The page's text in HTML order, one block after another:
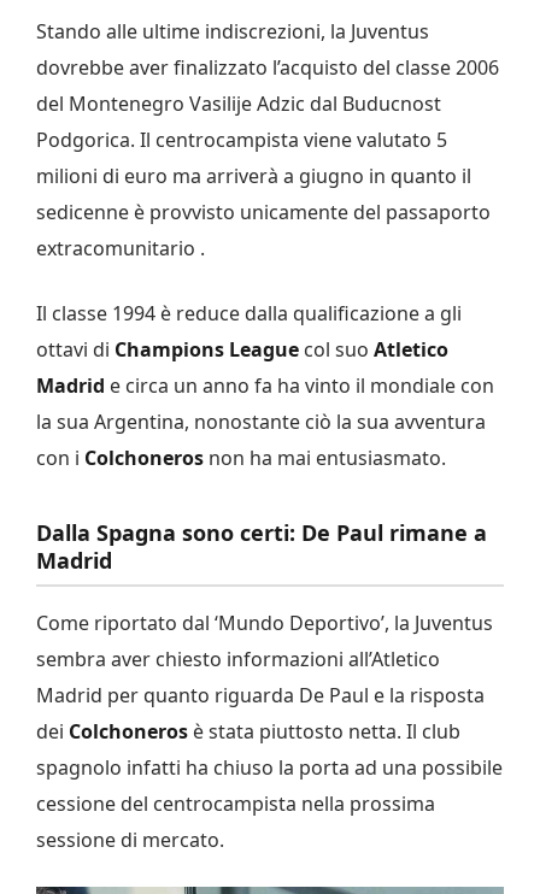
Stando alle ultime indiscrezioni, la Juventus
dovrebbe aver finalizzato l’acquisto del classe 2006
del Montenegro Vasilije Adzic dal Buducnost
Podgorica. Il centrocampista viene valutato 5
milioni di euro ma arriverà a giugno in quanto il
sedicenne è provvisto unicamente del passaporto
extracomunitario .
Il classe 1994 è reduce dalla qualificazione a gli
ottavi di Champions League col suo Atletico
Madrid e circa un anno fa ha vinto il mondiale con
la sua Argentina, nonostante ciò la sua avventura
con i Colchoneros non ha mai entusiasmato.
Dalla Spagna sono certi: De Paul rimane a
Madrid
Come riportato dal ‘Mundo Deportivo’, la Juventus
sembra aver chiesto informazioni all’Atletico
Madrid per quanto riguarda De Paul e la risposta
dei Colchoneros è stata piuttosto netta. Il club
spagnolo infatti ha chiuso la porta ad una possibile
cessione del centrocampista nella prossima
sessione di mercato.